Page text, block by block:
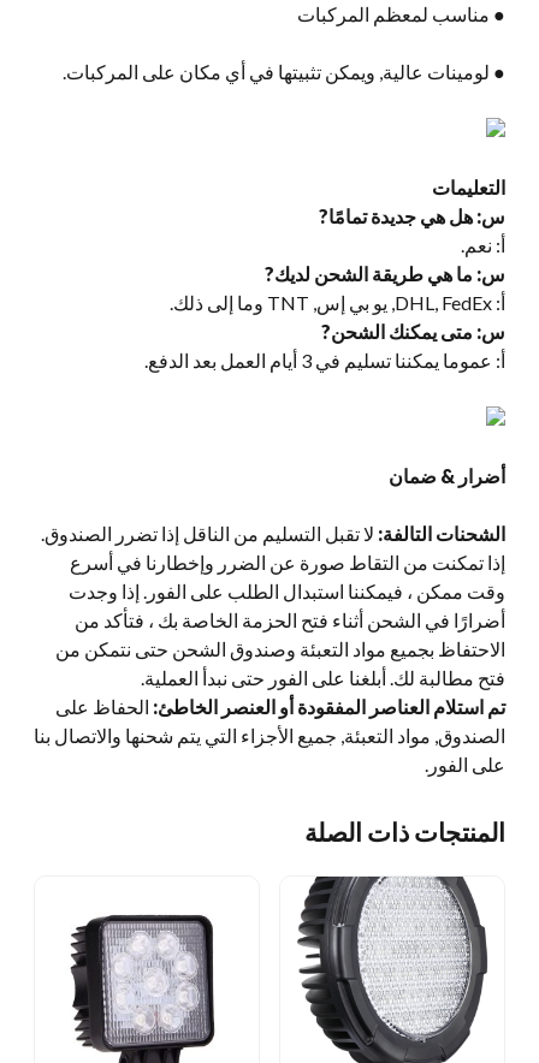
● مناسب لمعظم المركبات
● لومينات عالية, ويمكن تثبيتها في أي مكان على المركبات.
التعليمات
س: هل هي جديدة تمامًا?
أ: نعم.
س: ما هي طريقة الشحن لديك?
أ: DHL, FedEx, يو بي إس, TNT وما إلى ذلك.
س: متى يمكنك الشحن?
أ: عموما يمكننا تسليم في 3 أيام العمل بعد الدفع.
أضرار & ضمان
الشحنات التالفة: لا تقبل التسليم من الناقل إذا تضرر الصندوق.
إذا تمكنت من التقاط صورة عن الضرر وإخطارنا في أسرع
وقت ممكن ، فيمكننا استبدال الطلب على الفور. إذا وجدت
أضرارًا في الشحن أثناء فتح الحزمة الخاصة بك ، فتأكد من
الاحتفاظ بجميع مواد التعبئة وصندوق الشحن حتى نتمكن من
فتح مطالبة لك. أبلغنا على الفور حتى نبدأ العملية.
تم استلام العناصر المفقودة أو العنصر الخاطئ: الحفاظ على
الصندوق, مواد التعبئة, جميع الأجزاء التي يتم شحنها والاتصال بنا
على الفور.
المنتجات ذات الصلة